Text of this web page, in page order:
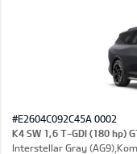
#E2604C092C45A 0002
K4 SW 1,6 T-GDI (180 hp)
Interstellar Gray